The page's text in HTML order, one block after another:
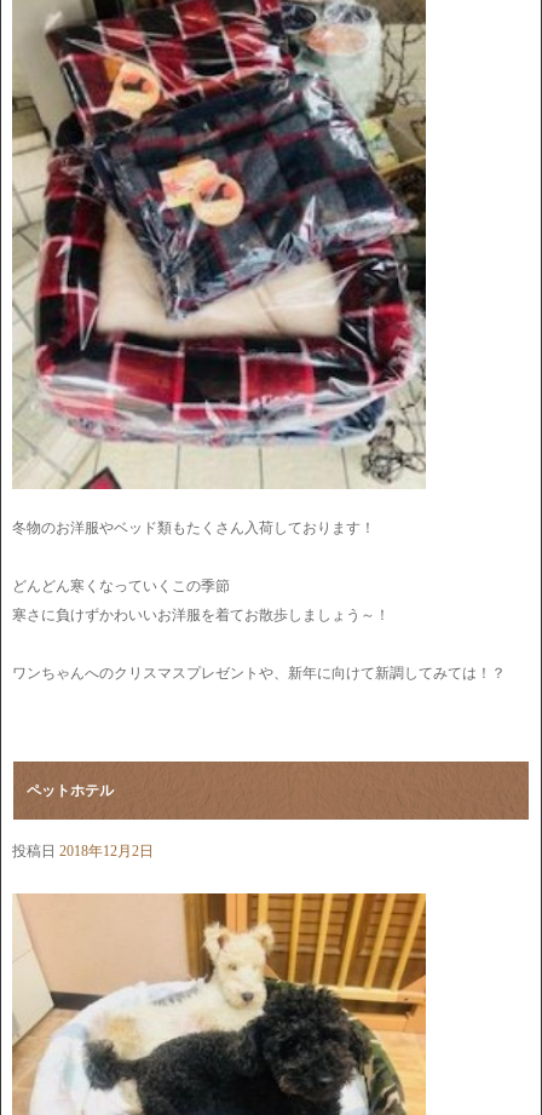
冬物のお洋服やベッド類もたくさん入荷しております！
どんどん寒くなっていくこの季節
寒さに負けずかわいいお洋服を着てお散歩しましょう～！
ワンちゃんへのクリスマスプレゼントや、新年に向けて新調してみては！？
ペットホテル
投稿日 2018年12月2日